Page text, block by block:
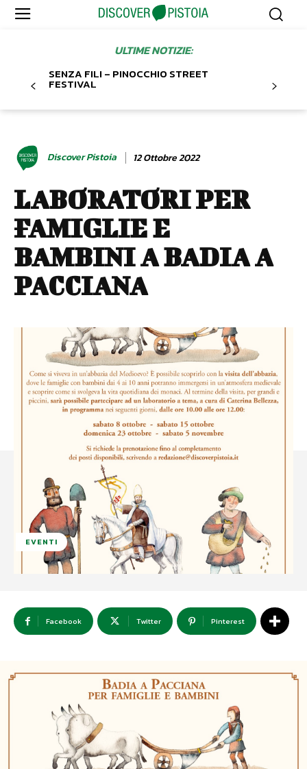
ULTIME NOTIZIE:
SENZA FILI – PINOCCHIO STREET
FESTIVAL
Discover Pistoia 12 Ottobre 2022
LABORATORI PER
FAMIGLIE E
BAMBINI A BADIA A
PACCIANA
EVENTI
Facebook Twitter Pinterest